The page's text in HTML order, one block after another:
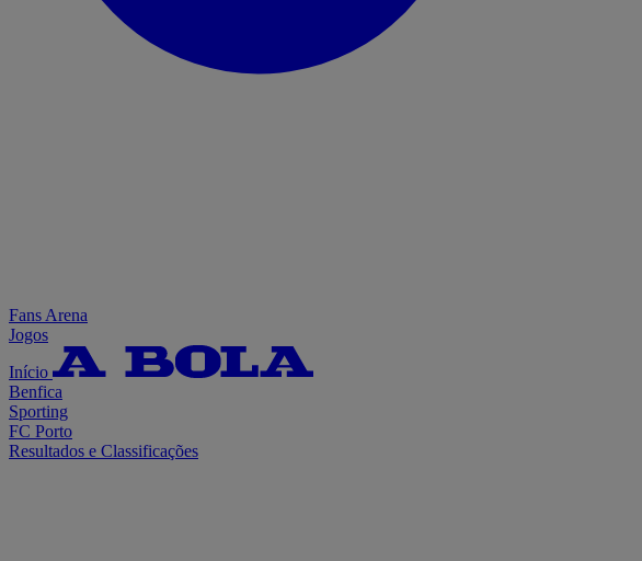
Fans Arena
Jogos
Início
Benfica
Sporting
FC Porto
Resultados e Classificações